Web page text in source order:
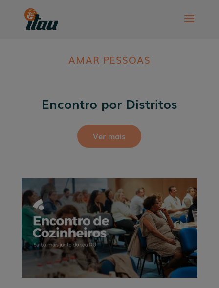
AMAR PESSOAS
Encontro por Distritos
Ver mais